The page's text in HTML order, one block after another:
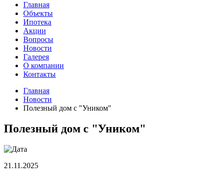
Главная
Объекты
Ипотека
Акции
Вопросы
Новости
Галерея
О компании
Контакты
Главная
Новости
Полезный дом с "Уником"
Полезный дом с "Уником"
21.11.2025